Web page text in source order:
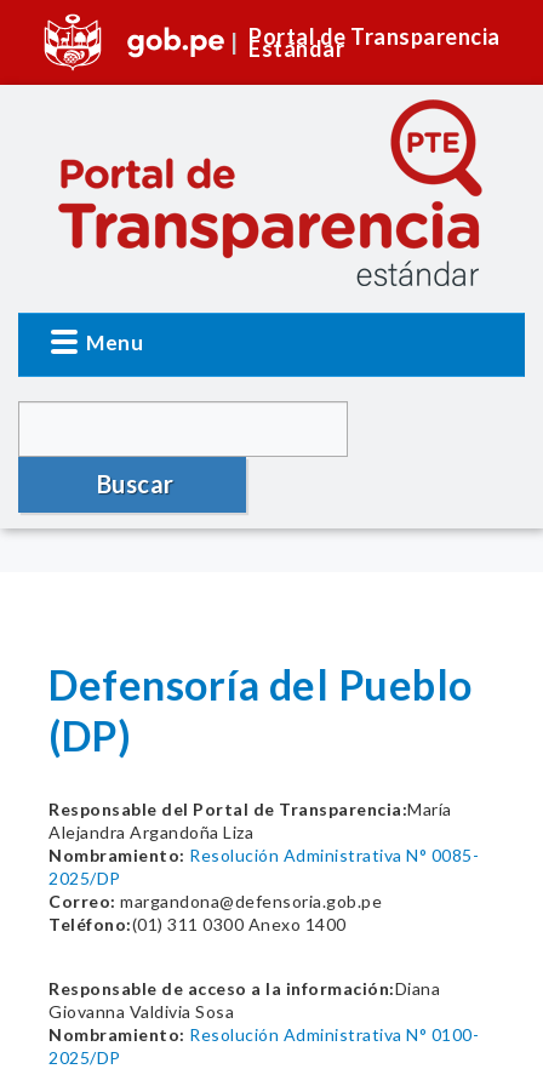
Portal de Transparencia
Estándar
Menu
Buscar
Defensoría del Pueblo
(DP)
Responsable del Portal de Transparencia:María
Alejandra Argandoña Liza
Nombramiento: Resolución Administrativa N° 0085-
2025/DP
Correo: margandona@defensoria.gob.pe
Teléfono:(01) 311 0300 Anexo 1400
Responsable de acceso a la información:Diana
Giovanna Valdivia Sosa
Nombramiento: Resolución Administrativa N° 0100-
2025/DP